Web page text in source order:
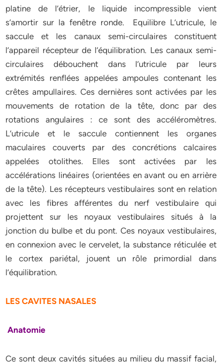
platine de l’étrier, le liquide incompressible vient
s’amortir sur la fenêtre ronde. Equilibre L’utricule, le
saccule et les canaux semi-circulaires constituent
l’appareil récepteur de l’équilibration. Les canaux semi-
circulaires débouchent dans l’utricule par leurs
extrémités renflées appelées ampoules contenant les
crêtes ampullaires. Ces dernières sont activées par les
mouvements de rotation de la tête, donc par des
rotations angulaires : ce sont des accéléromètres.
L’utricule et le saccule contiennent les organes
maculaires couverts par des concrétions calcaires
appelées otolithes. Elles sont activées par les
accélérations linéaires (orientées en avant ou en arrière
de la tête). Les récepteurs vestibulaires sont en relation
avec les fibres afférentes du nerf vestibulaire qui
projettent sur les noyaux vestibulaires situés à la
jonction du bulbe et du pont. Ces noyaux vestibulaires,
en connexion avec le cervelet, la substance réticulée et
le cortex pariétal, jouent un rôle primordial dans
l’équilibration.
LES CAVITES NASALES
Anatomie
Ce sont deux cavités situées au milieu du massif facial,